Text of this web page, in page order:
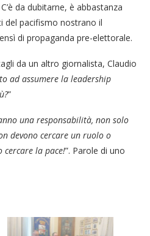
da dubitarne, è abbastanza
del pacifismo nostrano il
di propaganda pre-elettorale.
da un altro giornalista, Claudio
ad assumere la leadership
”
una responsabilità, non solo
devono cercare un ruolo o
cercare la pace!”. Parole di uno